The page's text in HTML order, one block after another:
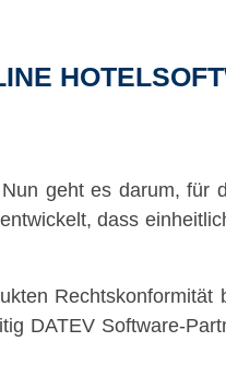
geht es darum, für
dass
Rechtskonformität
DATEV Software-